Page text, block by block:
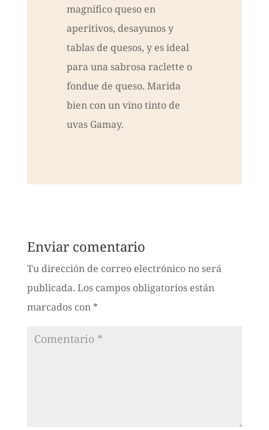
magnífico queso en
aperitivos, desayunos y
tablas de quesos, y es ideal
para una sabrosa raclette o
fondue de queso. Marida
bien con un vino tinto de
uvas Gamay.
Enviar comentario
Tu dirección de correo electrónico no será
publicada. Los campos obligatorios están
marcados con *